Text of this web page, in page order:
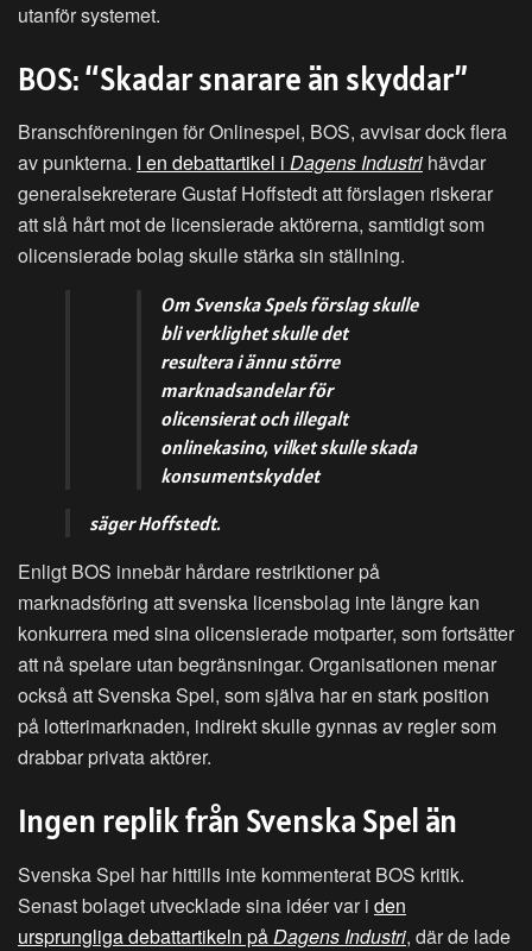
utanför systemet.
BOS: “Skadar snarare än skyddar”
Branschföreningen för Onlinespel, BOS, avvisar dock flera
av punkterna. I en debattartikel i Dagens Industri hävdar
generalsekreterare Gustaf Hoffstedt att förslagen riskerar
att slå hårt mot de licensierade aktörerna, samtidigt som
olicensierade bolag skulle stärka sin ställning.
Om Svenska Spels förslag skulle
bli verklighet skulle det
resultera i ännu större
marknadsandelar för
olicensierat och illegalt
onlinekasino, vilket skulle skada
konsumentskyddet
säger Hoffstedt.
Enligt BOS innebär hårdare restriktioner på
marknadsföring att svenska licensbolag inte längre kan
konkurrera med sina olicensierade motparter, som fortsätter
att nå spelare utan begränsningar. Organisationen menar
också att Svenska Spel, som själva har en stark position
på lotterimarknaden, indirekt skulle gynnas av regler som
drabbar privata aktörer.
Ingen replik från Svenska Spel än
Svenska Spel har hittills inte kommenterat BOS kritik.
Senast bolaget utvecklade sina idéer var i den
ursprungliga debattartikeln påDagens Industri, där de lade